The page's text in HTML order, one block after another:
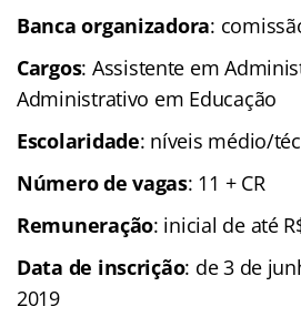
Banca organizadora:
Cargos: Assistente em
Administrativo em Educação
Escolaridade: níveis médio/
Número de vagas: 11 + CR
Remuneração: inicial de até
Data de inscrição: de 3 de
2019